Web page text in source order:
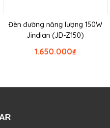
Đèn đường năng lượng 150W
Jindian (JD-Z150)
₫
1.650.000